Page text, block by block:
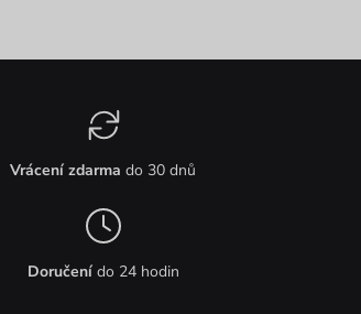
Vrácení zdarma do 30 dnů
Doručení do 24 hodin